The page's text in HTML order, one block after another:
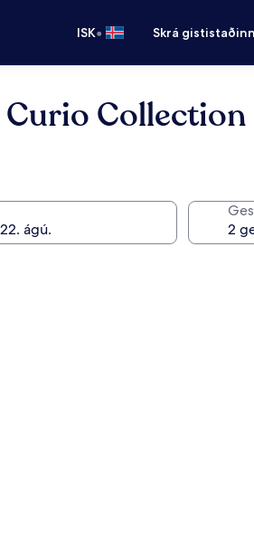
ISK• Skrá